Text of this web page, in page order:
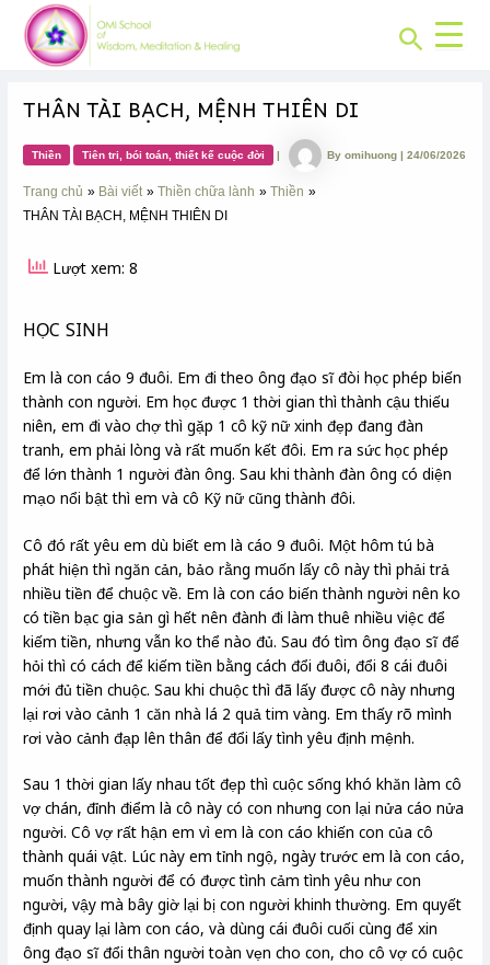
content
Search
THÂN TÀI BẠCH, MỆNH THIÊN DI
Thiền Tiên tri, bói toán, thiết kế cuộc đời | Byomihuong|24/06/2026
Trang chủ Bài viết Thiền chữa lành
Thiền
THÂN TÀI BẠCH, MỆNH THIÊN DI
Lượt xem: 8
HỌC SINH
Em là con cáo 9 đuôi. Em đi theo ông đạo sĩ đòi học phép biến
thành con người. Em học được 1 thời gian thì thành cậu thiếu
niên, em đi vào chợ thì gặp 1 cô kỹ nữ xinh đẹp đang đàn
tranh, em phải lòng và rất muốn kết đôi. Em ra sức học phép
để lớn thành 1 người đàn ông. Sau khi thành đàn ông có diện
mạo nổi bật thì em và cô Kỹ nữ cũng thành đôi.
Cô đó rất yêu em dù biết em là cáo 9 đuôi. Một hôm tú bà
phát hiện thì ngăn cản, bảo rằng muốn lấy cô này thì phải trả
nhiều tiền để chuộc về. Em là con cáo biến thành người nên ko
có tiền bạc gia sản gì hết nên đành đi làm thuê nhiều việc để
kiếm tiền, nhưng vẫn ko thể nào đủ. Sau đó tìm ông đạo sĩ để
hỏi thì có cách để kiếm tiền bằng cách đổi đuôi, đổi 8 cái đuôi
mới đủ tiền chuộc. Sau khi chuộc thì đã lấy được cô này nhưng
lại rơi vào cảnh 1 căn nhà lá 2 quả tim vàng. Em thấy rõ mình
rơi vào cảnh đạp lên thân để đổi lấy tình yêu định mệnh.
Sau 1 thời gian lấy nhau tốt đẹp thì cuộc sống khó khăn làm cô
vợ chán, đỉnh điểm là cô này có con nhưng con lại nửa cáo nửa
người. Cô vợ rất hận em vì em là con cáo khiến con của cô
thành quái vật. Lúc này em tỉnh ngộ, ngày trước em là con cáo,
muốn thành người để có được tình cảm tình yêu như con
người, vậy mà bây giờ lại bị con người khinh thường. Em quyết
định quay lại làm con cáo, và dùng cái đuôi cuối cùng để xin
ông đạo sĩ đổi thân người toàn vẹn cho con, cho cô vợ có cuộc
Post
navigation
CHUYÊN
MỤC: